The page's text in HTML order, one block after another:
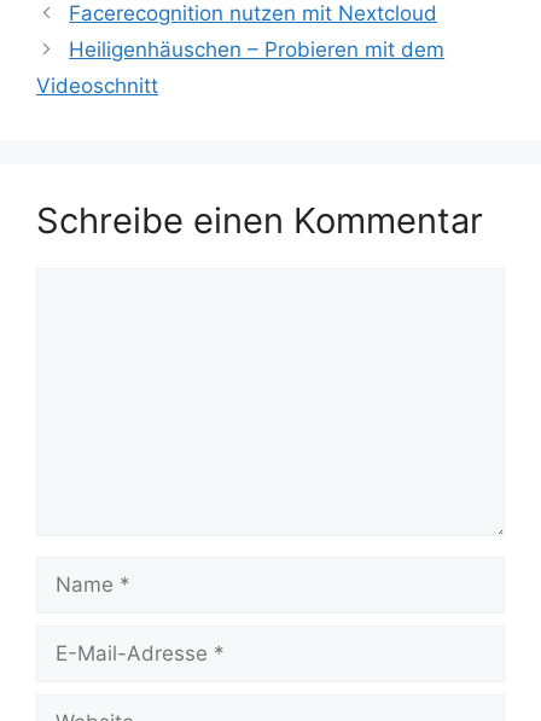
Facerecognition nutzen mit Nextcloud
Heiligenhäuschen – Probieren mit dem
Videoschnitt
Schreibe einen Kommentar
Name
Website